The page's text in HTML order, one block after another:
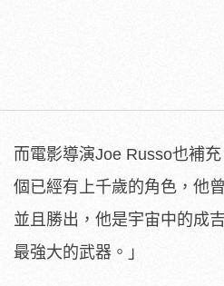
而電影導演Joe Russo也補
個已經有上千歲的角色，他
並且勝出，他是宇宙中的成
最強大的武器。」